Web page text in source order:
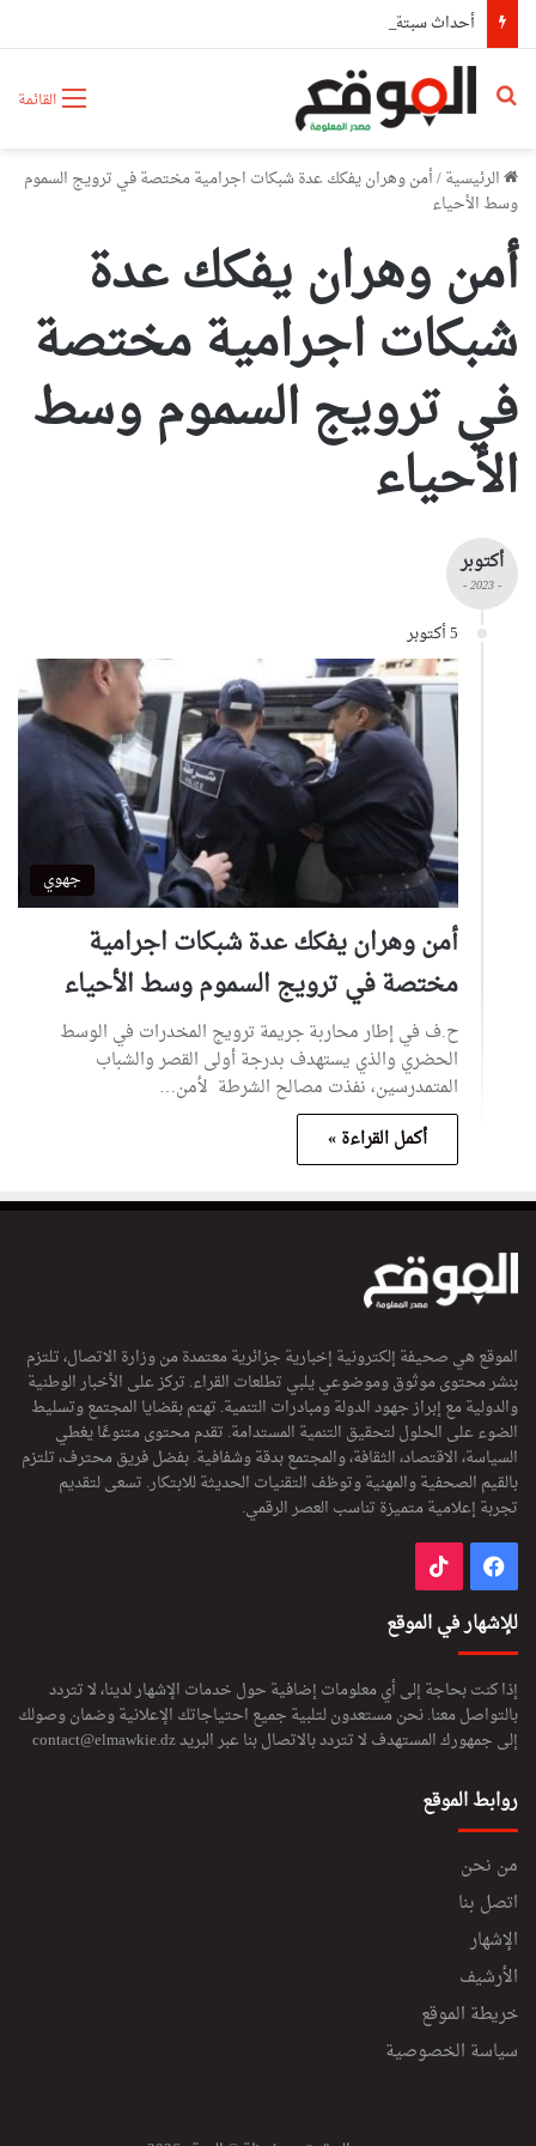
القائمة بحث عن
الرئيسية/أمن وهران يفكك عدة شبكات اجرامية مختصة في ترويج السموم
وسط الأحياء
أمن وهران يفكك عدة
شبكات اجرامية مختصة
في ترويج السموم وسط
الأحياء
أكتوبر
- 2023 -
5 أكتوبر
جهوي
أمن وهران يفكك عدة شبكات اجرامية
مختصة في ترويج السموم وسط الأحياء
ح.ف في إطار محاربة جريمة ترويج المخدرات في الوسط
الحضري والذي يستهدف بدرجة أولى القصر والشباب
المتمدرسين، نفذت مصالح الشرطة لأمن…
أكمل القراءة »
الموقع هي صحيفة إلكترونية إخبارية جزائرية معتمدة من وزارة الاتصال، تلتزم
بنشر محتوى موثوق وموضوعي يلبي تطلعات القراء. تركز على الأخبار الوطنية
والدولية مع إبراز جهود الدولة ومبادرات التنمية. تهتم بقضايا المجتمع وتسليط
الضوء على الحلول لتحقيق التنمية المستدامة. تقدم محتوى متنوعًا يغطي
السياسة، الاقتصاد، الثقافة، والمجتمع بدقة وشفافية. بفضل فريق محترف، تلتزم
بالقيم الصحفية والمهنية وتوظف التقنيات الحديثة للابتكار. تسعى لتقديم
تجربة إعلامية متميزة تناسب العصر الرقمي.
فيسبوك
للإشهار في الموقع
إذا كنت بحاجة إلى أي معلومات إضافية حول خدمات الإشهار لدينا، لا تتردد
بالتواصل معنا. نحن مستعدون لتلبية جميع احتياجاتك الإعلانية وضمان وصولك
إلى جمهورك المستهدف لا تتردد بالاتصال بنا عبر البريدcontact@elmawkie.dz
روابط الموقع
من نحن
اتصل بنا
الإشهار
الأرشيف
خريطة الموقع
سياسة الخصوصية